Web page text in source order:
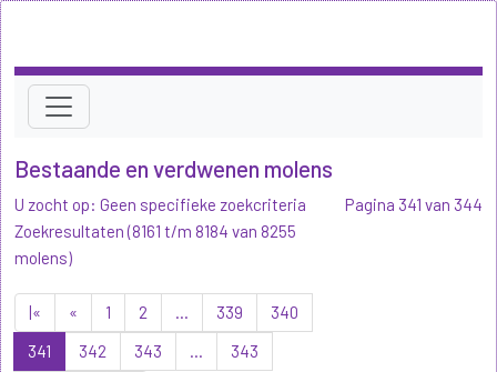
Bestaande en verdwenen molens
U zocht op: Geen specifieke zoekcriteria
Zoekresultaten (8161 t/m 8184 van 8255
molens)
|« « 1 2 ... 339
340
341
342 343 ...
343
Pagina 341 van 344